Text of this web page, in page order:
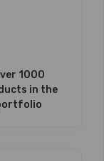
1000
in the